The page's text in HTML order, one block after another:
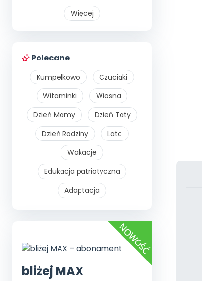
Więcej
Polecane
Kumpelkowo
Czuciaki
Witaminki
Wiosna
Dzień Mamy
Dzień Taty
Dzień Rodziny
Lato
Wakacje
Edukacja patriotyczna
Adaptacja
bliżej MAX